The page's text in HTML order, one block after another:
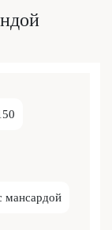
мансардой